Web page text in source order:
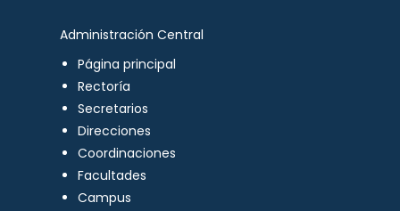
Administración Central
Página principal
Rectoría
Secretarios
Direcciones
Coordinaciones
Facultades
Campus